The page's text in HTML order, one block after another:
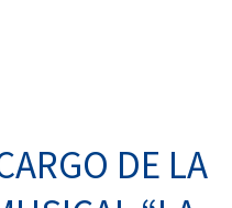
DE LA